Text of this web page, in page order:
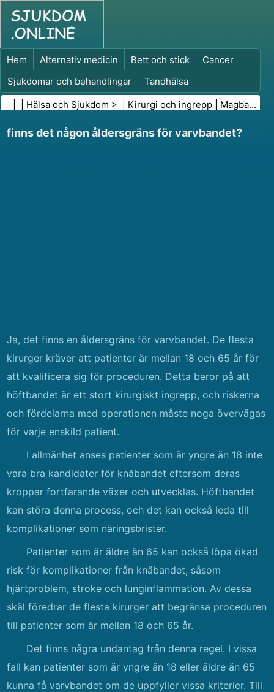
Hem Alternativ medicin Bett och stick
Cancer
Sjukdomar och behandlingar
Tandhälsa
Kost och näring
Familjehälsa
Hälsa och Sjukdom > | Kirurgi och ingrepp Magband (Lap-Band)
finns det någon åldersgräns för varvbandet?
Ja, det finns en åldersgräns för varvbandet. De flesta
kirurger kräver att patienter är mellan 18 och 65 år för
att kvalificera sig för proceduren. Detta beror på att
höftbandet är ett stort kirurgiskt ingrepp, och riskerna
och fördelarna med operationen måste noga övervägas
för varje enskild patient.
I allmänhet anses patienter som är yngre än 18 inte
vara bra kandidater för knäbandet eftersom deras
kroppar fortfarande växer och utvecklas. Höftbandet
kan störa denna process, och det kan också leda till
komplikationer som näringsbrister.
Patienter som är äldre än 65 kan också löpa ökad
risk för komplikationer från knäbandet, såsom
hjärtproblem, stroke och lunginflammation. Av dessa
skäl föredrar de flesta kirurger att begränsa proceduren
till patienter som är mellan 18 och 65 år.
Det finns några undantag från denna regel. I vissa
fall kan patienter som är yngre än 18 eller äldre än 65
kunna få varvbandet om de uppfyller vissa kriterier. Till